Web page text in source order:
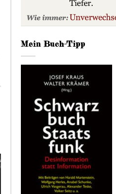
Mein Buch-Tipp